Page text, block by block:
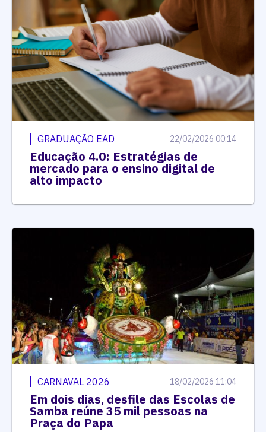
GRADUAÇÃO EAD 22/02/2026 00:14
Educação 4.0: Estratégias de
mercado para o ensino digital de
alto impacto
CARNAVAL 2026 18/02/2026 11:04
Em dois dias, desfile das Escolas de
Samba reúne 35 mil pessoas na
Praça do Papa